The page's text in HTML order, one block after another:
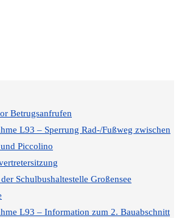
Betrugsanfrufen
L93 – Sperrung Rad-/Fußweg zwischen
Piccolino
Schulbushaltestelle Großensee
L93 – Information zum 2. Bauabschnitt